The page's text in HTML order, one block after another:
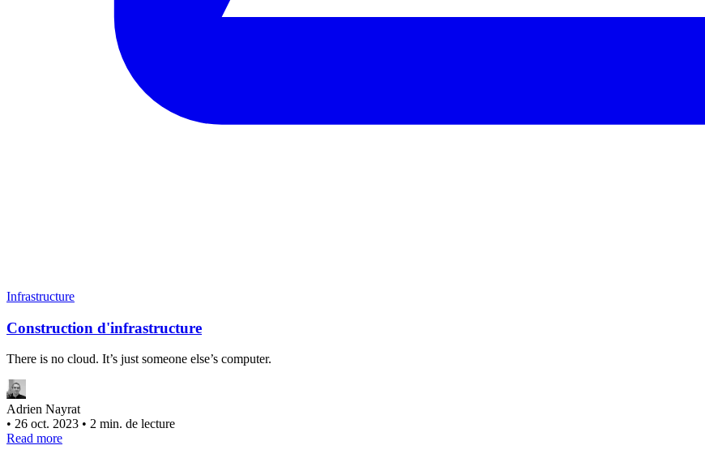
Infrastructure
Construction d'infrastructure
There is no cloud. It’s just someone else’s computer.
Adrien Nayrat
• 26 oct. 2023 • 2 min. de lecture
Read more